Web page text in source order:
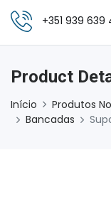
+351 939
Product
Início Produtos
Bancadas